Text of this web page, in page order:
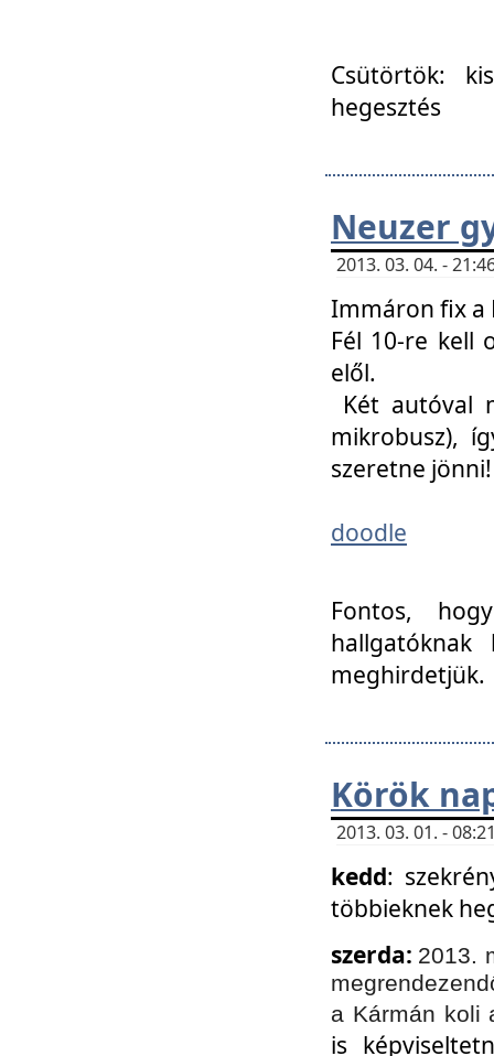
Csütörtök:
hegesztés
Neuzer
2013. 03. 04. -
Immáron fix a
Fél 10-re kell
elől.
Két autóval
mikrobusz),
szeretne jönni!
doodle
Fontos,
meghirdetjük.
Körök
2013. 03. 01. -
kedd:
többieknek
szerda: 2013.
a Kármán koli
is